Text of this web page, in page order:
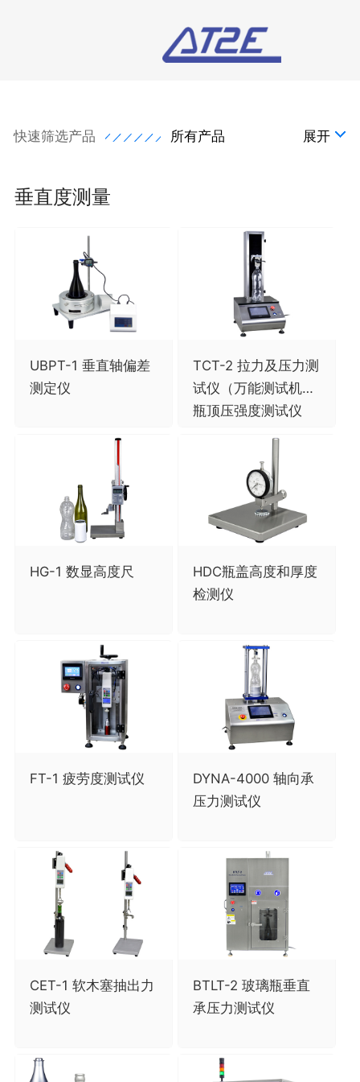
快速筛选产品 所有产品 展开
垂直度测量
UBPT-1 垂直轴偏差
测定仪
TCT-2 拉力及压力测
试仪（万能测试机）,
瓶顶压强度测试仪
HG-1 数显高度尺
HDC瓶盖高度和厚度
检测仪
FT-1 疲劳度测试仪
DYNA-4000 轴向承
压力测试仪
CET-1 软木塞抽出力
测试仪
BTLT-2 玻璃瓶垂直
承压力测试仪